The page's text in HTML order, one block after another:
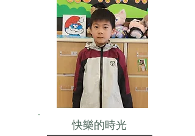
快樂的時光